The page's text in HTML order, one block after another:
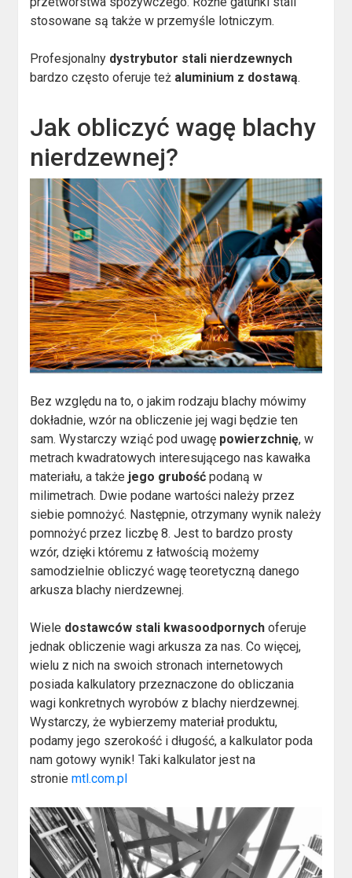
stosowane są także w przemyśle lotniczym.
Profesjonalny dystrybutor stali nierdzewnych
bardzo często oferuje też aluminium z dostawą.
Jak obliczyć wagę blachy
nierdzewnej?
Bez względu na to, o jakim rodzaju blachy mówimy
dokładnie, wzór na obliczenie jej wagi będzie ten
sam. Wystarczy wziąć pod uwagę powierzchnię, w
metrach kwadratowych interesującego nas kawałka
materiału, a także jego grubość podaną w
milimetrach. Dwie podane wartości należy przez
siebie pomnożyć. Następnie, otrzymany wynik należy
pomnożyć przez liczbę 8. Jest to bardzo prosty
wzór, dzięki któremu z łatwością możemy
samodzielnie obliczyć wagę teoretyczną danego
arkusza blachy nierdzewnej.
Wiele dostawców stali kwasoodpornych oferuje
jednak obliczenie wagi arkusza za nas. Co więcej,
wielu z nich na swoich stronach internetowych
posiada kalkulatory przeznaczone do obliczania
wagi konkretnych wyrobów z blachy nierdzewnej.
Wystarczy, że wybierzemy materiał produktu,
podamy jego szerokość i długość, a kalkulator poda
nam gotowy wynik! Taki kalkulator jest na
stroniemtl.com.pl